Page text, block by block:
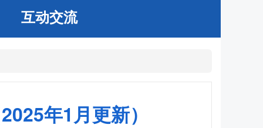
互动交流
年1月更新）